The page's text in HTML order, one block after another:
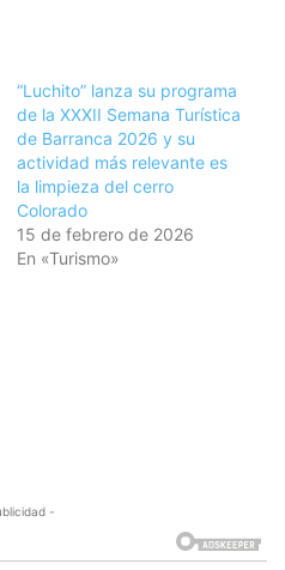
“Luchito” lanza su programa
de la XXXII Semana Turística
de Barranca 2026 y su
actividad más relevante es
la limpieza del cerro
Colorado
15 de febrero de 2026
En «Turismo»
-